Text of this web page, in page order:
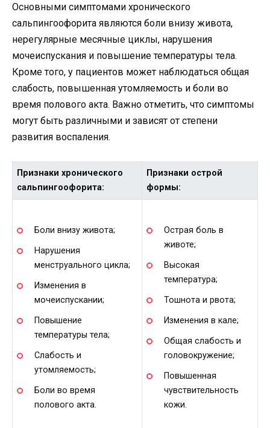
Основными симптомами хронического
сальпингоофорита являются боли внизу живота,
нерегулярные месячные циклы, нарушения
мочеиспускания и повышение температуры тела.
Кроме того, у пациентов может наблюдаться общая
слабость, повышенная утомляемость и боли во
время полового акта. Важно отметить, что симптомы
могут быть различными и зависят от степени
развития воспаления.
Признаки хронического
сальпингоофорита:
Признаки острой
формы:
Боли внизу живота;
Нарушения
менструального цикла;
Изменения в
мочеиспускании;
Повышение
температуры тела;
Слабость и
утомляемость;
Боли во время
полового акта.
Острая боль в
животе;
Высокая
температура;
Тошнота и рвота;
Изменения в кале;
Общая слабость и
головокружение;
Повышенная
чувствительность
кожи.